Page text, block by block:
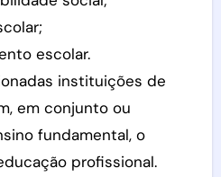
escolar.
instituições de
em conjunto ou
fundamental, o
profissional.